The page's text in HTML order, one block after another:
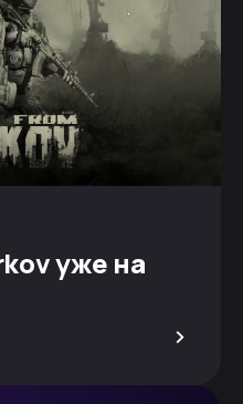
уже на
>